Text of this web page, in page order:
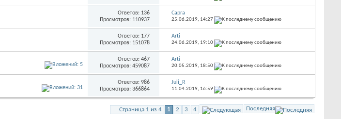
Ответов: 136
Просмотров: 110937
Capra
25.06.2019, 14:27
Ответов: 177
Просмотров: 151078
Arti
24.06.2019, 19:10
Ответов: 467
Просмотров: 459087
Arti
20.05.2019, 18:50
Ответов: 986
Просмотров: 366864
Juli_R
11.04.2019, 16:59
Страница 1 из 4 1 2 3 4 Последняя